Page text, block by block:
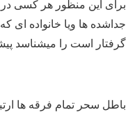
برای این منظور هر کسی در
جداشده ها ویا خانواده ای
گرفتار است را میشناسد
باطل سحر تمام فرقه ها